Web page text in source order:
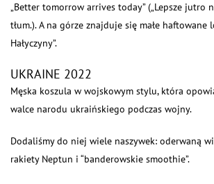
„Better tomorrow arrives today” („Lepsze jutro
tłum.). A na górze znajduje się małe haftowane
Hałyczyny”.
UKRAINE 2022
Męska koszula w wojskowym stylu, która
walce narodu ukraińskiego podczas wojny.
Dodaliśmy do niej wiele naszywek: oderwaną
rakiety Neptun i “banderowskie smoothie”.